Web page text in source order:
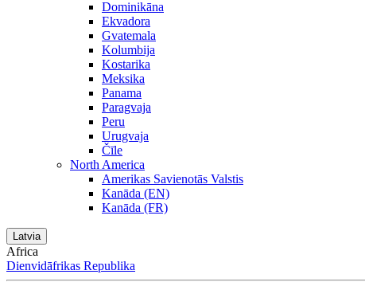
Dominikāna
Ekvadora
Gvatemala
Kolumbija
Kostarika
Meksika
Panama
Paragvaja
Peru
Urugvaja
Čīle
North America
Amerikas Savienotās Valstis
Kanāda (EN)
Kanāda (FR)
Latvia
Africa
Dienvidāfrikas Republika